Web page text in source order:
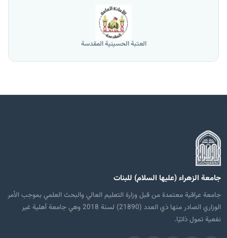
العتبة الحسينية المقدسة
جامعة الزهراء (عليها السلام) للبنات
جامعة عراقية معتمدة من قبل وزارة التعليم العالي والبحث العلمي بموجب الأمر
الوزاري الصادر منها ذي العدد (21890) لسنة 2018 وهي جامعة أهلية غير
نفعية تمول ذاتيًا.